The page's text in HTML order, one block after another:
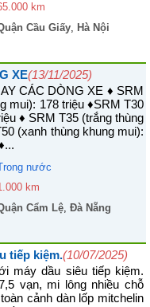
km
Cầu Giấy, Hà Nội
XE(13/11/2025)
CÁC DÒNG XE ♦ SRM
mui): 178 triệu ♦SRM T30
♦ SRM T35 (trắng thùng
(xanh thùng khung mui):
nước
km
Cẩm Lệ, Đà Nẵng
tiếp kiệm.(10/07/2025)
máy dầu siêu tiếp kiệm.
vạn, mi lông nhiều chỗ
cảnh dàn lốp mitchelin